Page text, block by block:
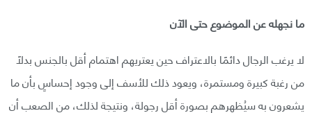
ما نجهله عن الموضوع حتى الآن
لا يرغب الرجال دائمًا بالاعتراف حين يعتريهم اهتمام أقل بالجنس بدلًا
من رغبة كبيرة ومستمرة، ويعود ذلك للأسف إلى وجود إحساسٍ بأن ما
يشعرون به سيُظهرهم بصورة أقل رجولة، ونتيجة لذلك، من الصعب أن